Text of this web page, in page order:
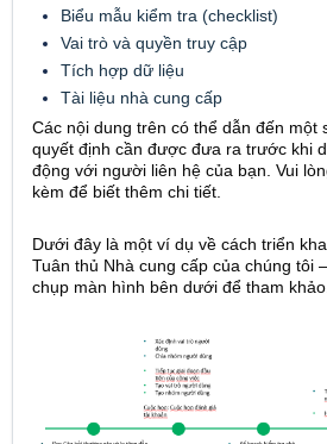
Biểu mẫu kiểm tra (checklist)
Vai trò và quyền truy cập
Tích hợp dữ liệu
Tài liệu nhà cung cấp
Các nội dung trên có thể dẫn đến một
quyết định cần được đưa ra trước khi
động với người liên hệ của bạn. Vui
kèm để biết thêm chi tiết.
Dưới đây là một ví dụ về cách triển
Tuân thủ Nhà cung cấp của chúng tôi
chụp màn hình bên dưới để tham